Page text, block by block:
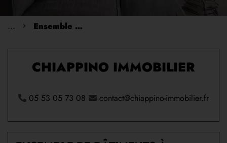
... Ensemble de bâtiments à restaurer
CHIAPPINO IMMOBILIER
05 53 05 73 08 contact@chiappino-immobilier.fr